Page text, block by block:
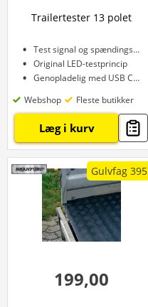
Trailertester 13 polet
Test signal og spændingsudgang
Original LED-testprincip
Genopladelig med USB C-port
Webshop
Fleste butikker
Læg i kurv
Gulvfag 395
199,00